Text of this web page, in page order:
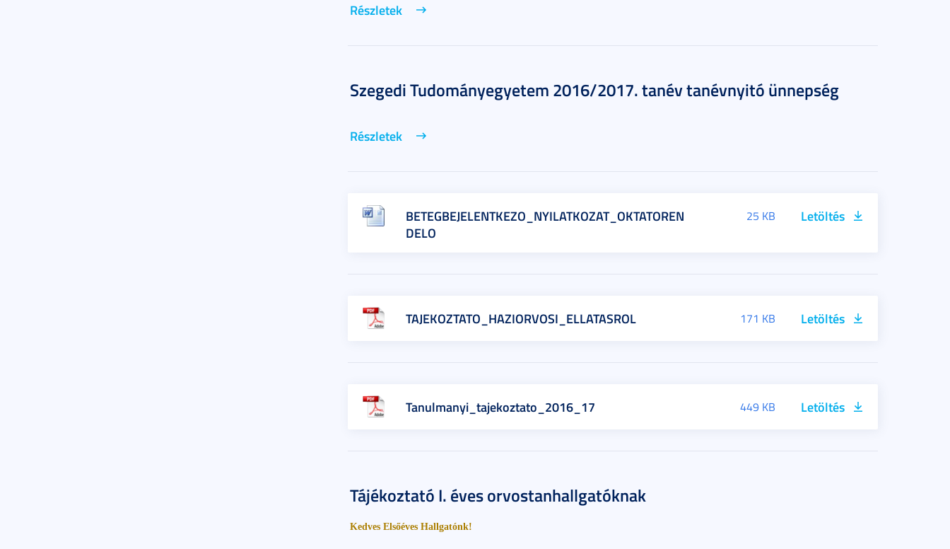
Részletek
Szegedi Tudományegyetem 2016/2017. tanév tanévnyitó ünnepség
Részletek
BETEGBEJELENTKEZO_NYILATKOZAT_OKTATOREN
DELO
25 KB Letöltés
TAJEKOZTATO_HAZIORVOSI_ELLATASROL 171 KB Letöltés
Tanulmanyi_tajekoztato_2016_17 449 KB Letöltés
Tájékoztató I. éves orvostanhallgatóknak
Kedves Elsőéves Hallgatónk!